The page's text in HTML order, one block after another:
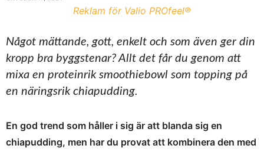
Reklam för Valio PROfeel®
Något mättande, gott, enkelt och som även ger din
kropp bra byggstenar? Allt det får du genom att
mixa en proteinrik smoothiebowl som topping på
en näringsrik chiapudding.
En god trend som håller i sig är att blanda sig en
chiapudding, men har du provat att kombinera den med